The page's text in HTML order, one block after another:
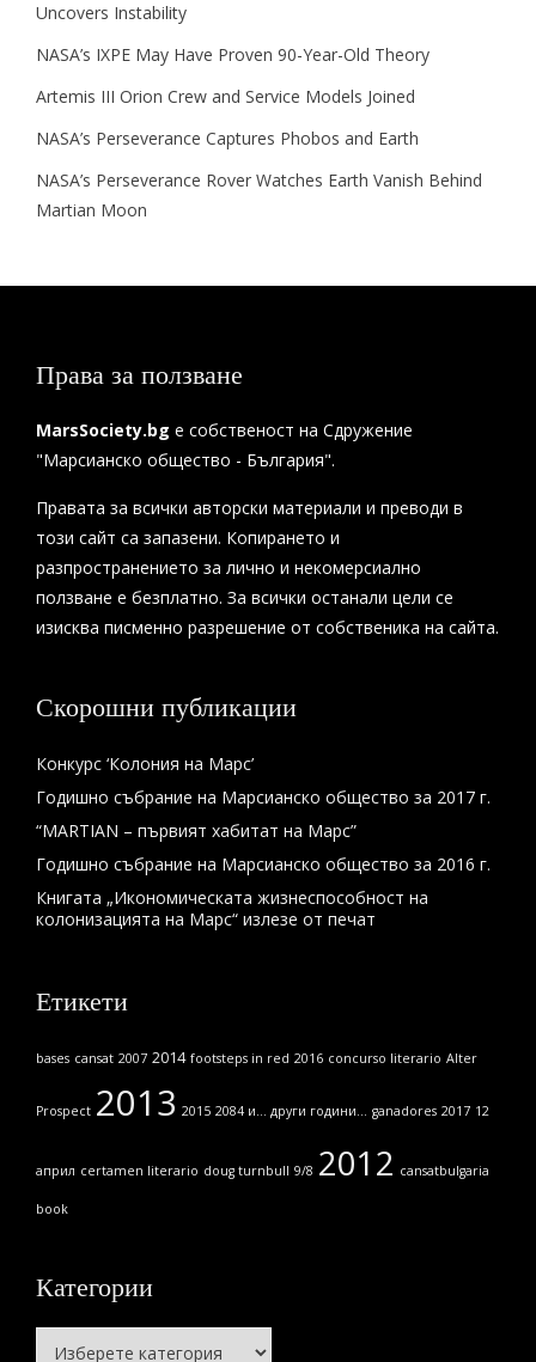
Uncovers Instability
NASA’s IXPE May Have Proven 90-Year-Old Theory
Artemis III Orion Crew and Service Models Joined
NASA’s Perseverance Captures Phobos and Earth
NASA’s Perseverance Rover Watches Earth Vanish Behind
Martian Moon
Права за ползване
MarsSociety.bg е собственост на Сдружение
"Марсианско общество - България".
Правата за всички авторски материали и преводи в
този сайт са запазени. Копирането и
разпространението за лично и некомерсиално
ползване е безплатно. За всички останали цели се
изисква писменно разрешение от собственика на сайта.
Скорошни публикации
Конкурс ‘Колония на Марс’
Годишно събрание на Марсианско общество за 2017 г.
“MARTIAN – първият хабитат на Марс”
Годишно събрание на Марсианско общество за 2016 г.
Книгата „Икономическата жизнеспособност на
колонизацията на Марс“ излезе от печат
Етикети
bases cansat 2007 2014 footsteps in red 2016 concurso literario Alter
Prospect 2013 2015 2084 и... други години... ganadores 2017 12
април certamen literario doug turnbull 9/8 2012 cansatbulgaria
book
Категории
Категории